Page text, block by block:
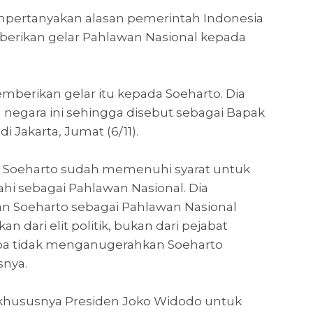
alasan pemerintah Indonesia
gelar Pahlawan Nasional kepada
gelar itu kepada Soeharto. Dia
ini sehingga disebut sebagai Bapak
Jakarta, Jumat (6/11).
sudah memenuhi syarat untuk
sebagai Pahlawan Nasional. Dia
Soeharto sebagai Pahlawan Nasional
dari elit politik, bukan dari pejabat
tidak menganugerahkan Soeharto
Presiden Joko Widodo untuk